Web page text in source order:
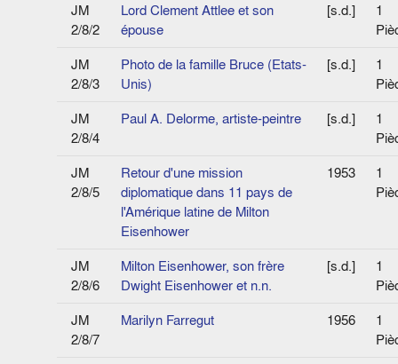
JM
2/8/2
Lord Clement Attlee et son
épouse
[s.d.]
1
JM
2/8/3
Photo de la famille Bruce (Etats-
Unis)
[s.d.]
1
JM
2/8/4
Paul A. Delorme, artiste-peintre [s.d.]
1
JM
2/8/5
Retour d'une mission
diplomatique dans 11 pays de
l'Amérique latine de Milton
Eisenhower
1953
1
JM
2/8/6
Milton Eisenhower, son frère
Dwight Eisenhower et n.n.
[s.d.]
1
JM
2/8/7
Marilyn Farregut 1956
1